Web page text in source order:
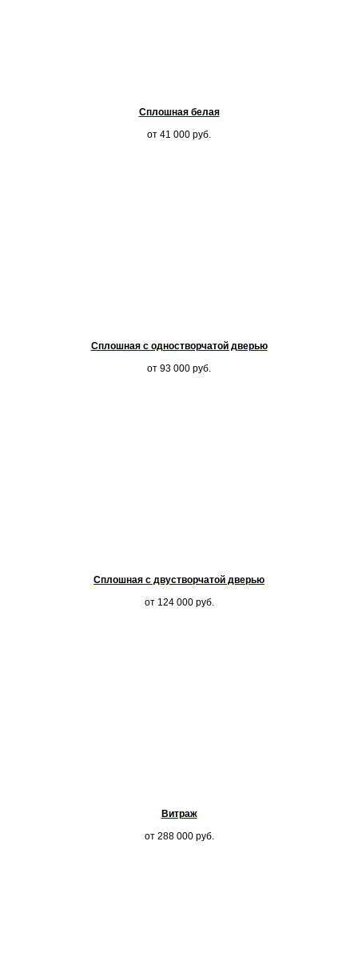
Сплошная белая
от 41 000 руб.
Сплошная с одностворчатой дверью
от 93 000 руб.
Сплошная с двустворчатой дверью
от 124 000 руб.
Витраж
от 288 000 руб.